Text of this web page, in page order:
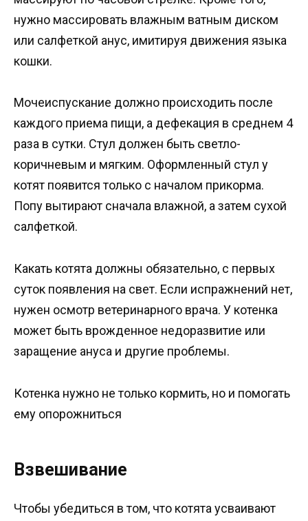
нужно массировать влажным ватным диском
или салфеткой анус, имитируя движения языка
кошки.
Мочеиспускание должно происходить после
каждого приема пищи, а дефекация в среднем 4
раза в сутки. Стул должен быть светло-
коричневым и мягким. Оформленный стул у
котят появится только с началом прикорма.
Попу вытирают сначала влажной, а затем сухой
салфеткой.
Какать котята должны обязательно, с первых
суток появления на свет. Если испражнений нет,
нужен осмотр ветеринарного врача. У котенка
может быть врожденное недоразвитие или
заращение ануса и другие проблемы.
Котенка нужно не только кормить, но и помогать
ему опорожниться
Взвешивание
Чтобы убедиться в том, что котята усваивают